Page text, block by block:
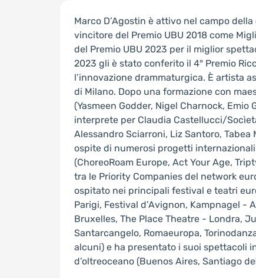
Marco D’Agostin è attivo nel campo
vincitore del Premio UBU 2018 come
del Premio UBU 2023 per il miglior
2023 gli è stato conferito il 4° Premio
l’innovazione drammaturgica. È artista
di Milano. Dopo una formazione con
(Yasmeen Godder, Nigel Charnock, Emio
interprete per Claudia Castellucci/
Alessandro Sciarroni, Liz Santoro, Tabea
ospite di numerosi progetti
(ChoreoRoam Europe, Act Your Age,
tra le Priority Companies del network
ospitato nei principali festival e teatri
Parigi, Festival d’Avignon, Kampnagel -
Bruxelles, The Place Theatre - Londra,
Santarcangelo, Romaeuropa,
alcuni) e ha presentato i suoi spettacoli
d’oltreoceano (Buenos Aires, Santiago